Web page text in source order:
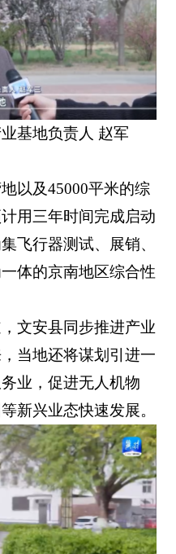
基地负责人 赵军
以及45000平米的综
用三年时间完成启动
飞行器测试、展销、
体的京南地区综合性
文安县同步推进产业
当地还将谋划引进一
业，促进无人机物
新兴业态快速发展。